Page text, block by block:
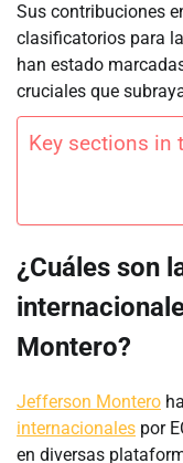
Sus contribuciones
clasificatorios para
han estado
cruciales que
Key sections in
¿Cuáles son
Montero?
Jefferson Montero
internacionales por
en diversas